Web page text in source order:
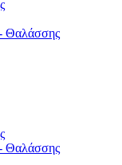
Θαλάσσης
Θαλάσσης